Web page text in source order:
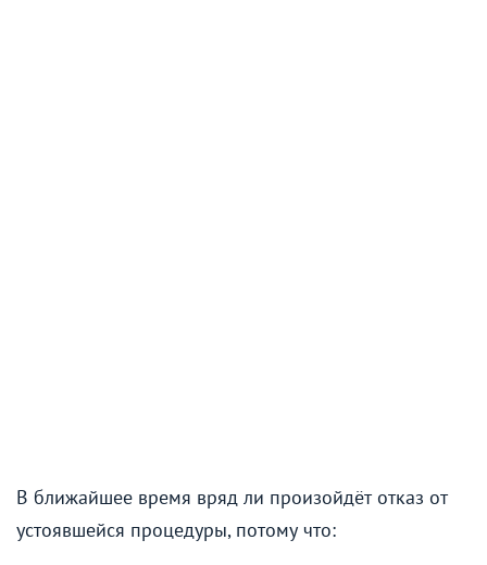
В ближайшее время вряд ли произойдёт отказ от
устоявшейся процедуры, потому что: